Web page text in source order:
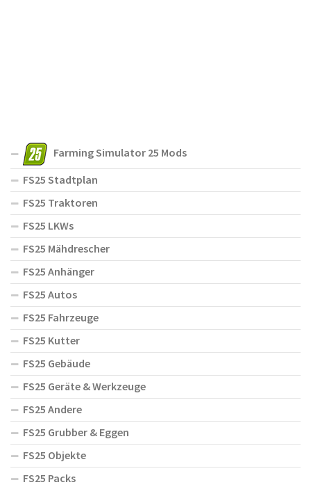
Farming Simulator 25 Mods
FS25 Stadtplan
FS25 Traktoren
FS25 LKWs
FS25 Mähdrescher
FS25 Anhänger
FS25 Autos
FS25 Fahrzeuge
FS25 Kutter
FS25 Gebäude
FS25 Geräte & Werkzeuge
FS25 Andere
FS25 Grubber & Eggen
FS25 Objekte
FS25 Packs